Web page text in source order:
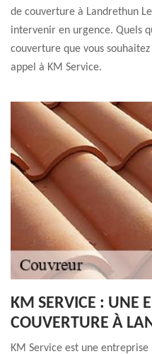
de couverture à Landrethun
intervenir en urgence. Quels
couverture que vous
appel à KM Service.
KM SERVICE : UNE
COUVERTURE À
KM Service est une